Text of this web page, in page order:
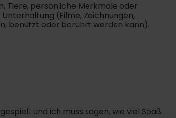
Tiere, persönliche Merkmale oder
(Filme, Zeichnungen,
benutzt oder berührt werden kann).
und ich muss sagen, wie viel Spaß